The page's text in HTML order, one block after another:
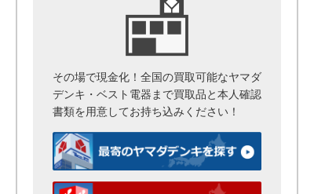
その場で現金化！全国の買取可能なヤマダ
デンキ・ベスト電器まで買取品と本人確認
書類を用意してお持ち込みください！